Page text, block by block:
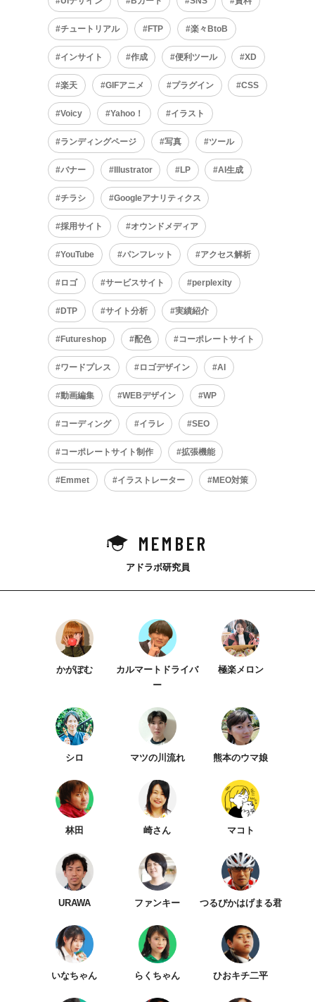
チュートリアル FTP 楽々BtoB
インサイト 作成 便利ツール XD
楽天 GIFアニメ プラグイン CSS
Voicy Yahoo！ イラスト
ランディングページ 写真 ツール
バナー Illustrator LP AI生成
チラシ Googleアナリティクス
採用サイト オウンドメディア
YouTube パンフレット アクセス解析
ロゴ サービスサイト perplexity
DTP サイト分析 実績紹介
Futureshop 配色 コーポレートサイト
ワードプレス ロゴデザイン AI
動画編集 WEBデザイン WP
コーディング イラレ SEO
コーポレートサイト制作 拡張機能
Emmet イラストレーター MEO対策
MEMBER
アドラボ研究員
かがぽむ
カルマートドライバ
ー
極楽メロン
シロ マツの川流れ 熊本のウマ娘
林田 崎さん マコト
URAWA ファンキー つるぴかはげまる君
いなちゃん らくちゃん ひおキチ二平